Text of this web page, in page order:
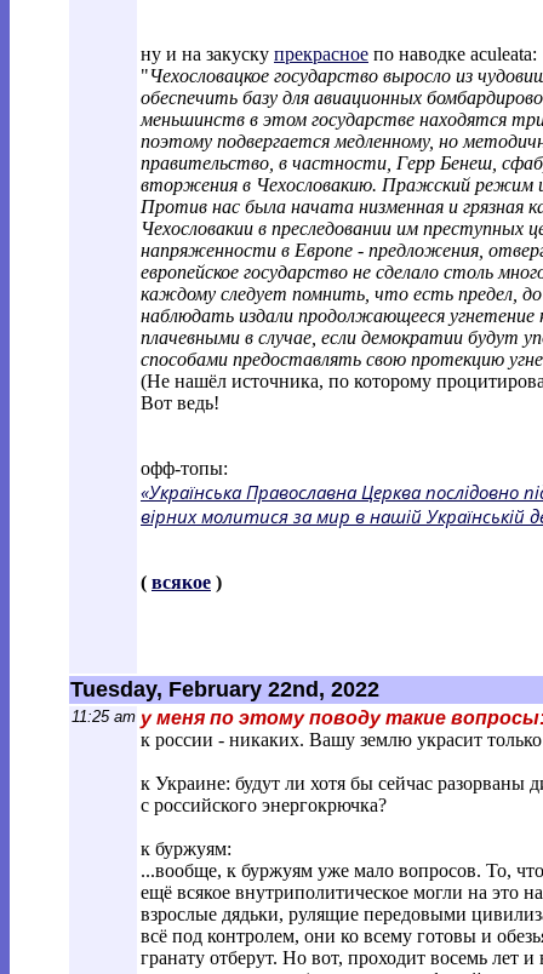
ну и на закуску прекрасное по наводке aculeata:
"Чехословацкое государство выросло из
обеспечить базу для авиационных
меньшинств в этом государстве находятся
поэтому подвергается медленному, но
правительство, в частности, Герр Бенеш,
вторжения в Чехословакию. Пражский режим
Против нас была начата низменная и грязная
Чехословакии в преследовании им
напряженности в Европе - предложения,
европейское государство не сделало столь
каждому следует помнить, что есть предел,
наблюдать издали продолжающееся
плачевными в случае, если демократии
способами предоставлять свою протекцию
(Не нашёл источника, по которому
Вот ведь!
офф-топы:
«Українська Православна Церква послідовно
вірних молитися за мир в нашій
( всякое )
Tuesday, February 22nd, 2022
11:25 am у меня по этому поводу такие
к россии - никаких. Вашу землю украсит
к Украине: будут ли хотя бы сейчас разорваны
с российского энергокрючка?
к буржуям:
...вообще, к буржуям уже мало вопросов. То,
ещё всякое внутриполитическое могли на это
взрослые дядьки, рулящие передовыми
всё под контролем, они ко всему готовы и
гранату отберут. Но вот, проходит восемь